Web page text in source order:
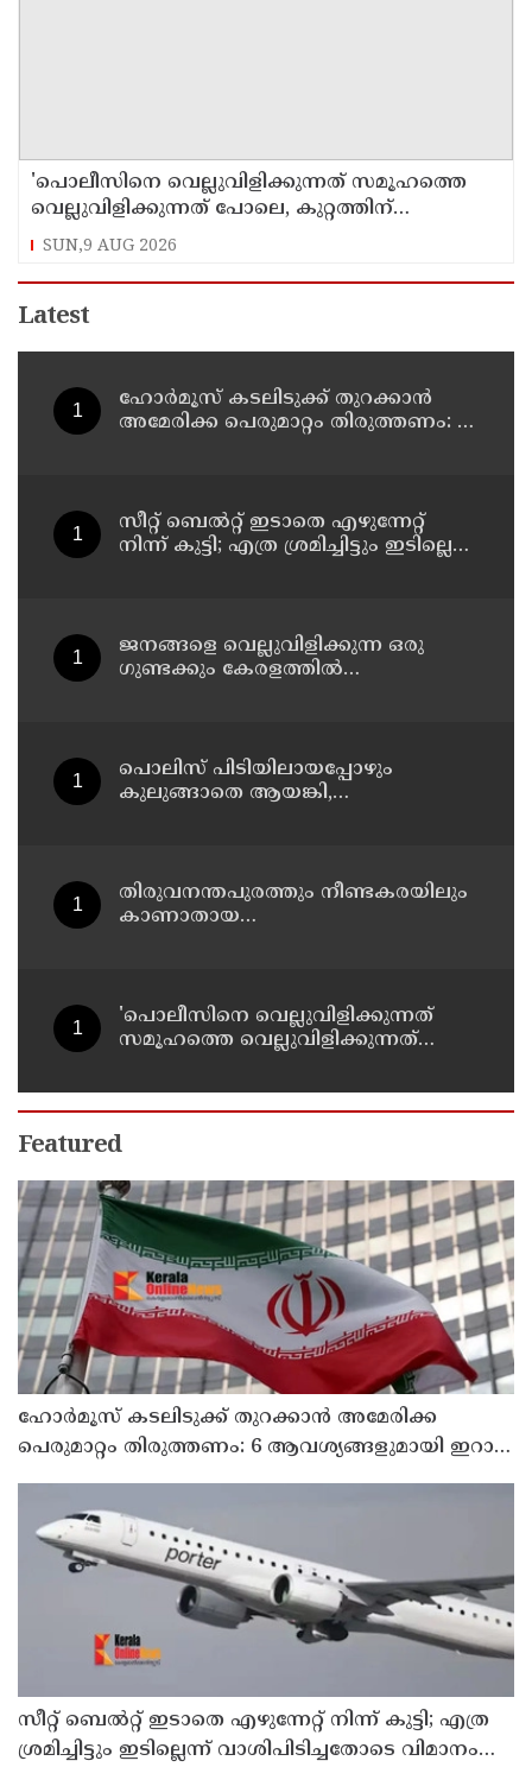
'പൊലീസിനെ വെല്ലുവിളിക്കുന്നത് സമൂഹത്തെ
വെല്ലുവിളിക്കുന്നത് പോലെ, കുറ്റത്തിന്
അനുസരിച്ച് ശിക്ഷ നല്‍കും':എഡിജിപി
SUN,9 AUG 2026
Latest
ഹോര്‍മൂസ് കടലിടുക്ക് തുറക്കാന്‍
അമേരിക്ക പെരുമാറ്റം തിരുത്തണം: 6
സീറ്റ് ബെല്‍റ്റ് ഇടാതെ എഴുന്നേറ്റ്
നിന്ന് കുട്ടി; എത്ര ശ്രമിച്ചിട്ടും ഇടില്ലെന്ന്
ജനങ്ങളെ വെല്ലുവിളിക്കുന്ന ഒരു
ഗുണ്ടക്കും കേരളത്തില്‍
പൊലിസ് പിടിയിലായപ്പോഴും
കുലുങ്ങാതെ ആയങ്കി,
തിരുവനന്തപുരത്തും നീണ്ടകരയിലും
കാണാതായ
'പൊലീസിനെ വെല്ലുവിളിക്കുന്നത്
സമൂഹത്തെ വെല്ലുവിളിക്കുന്നത്
ശിക്ഷ നല്‍കും':എഡിജിപി
Featured
ഹോര്‍മൂസ് കടലിടുക്ക് തുറക്കാന്‍ അമേരിക്ക
പെരുമാറ്റം തിരുത്തണം: 6 ആവശ്യങ്ങളുമായി ഇറാന്‍
ദേശീയ സുരക്ഷാ കൗണ്‍സില്‍
സീറ്റ് ബെല്‍റ്റ് ഇടാതെ എഴുന്നേറ്റ് നിന്ന് കുട്ടി; എത്ര
ശ്രമിച്ചിട്ടും ഇടില്ലെന്ന് വാശിപിടിച്ചതോടെ വിമാനം